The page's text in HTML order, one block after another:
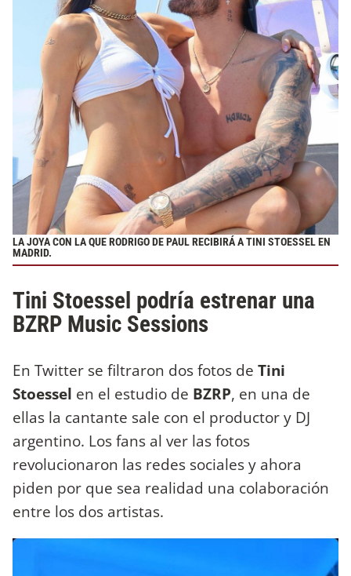
LA JOYA CON LA QUE RODRIGO DE PAUL RECIBIRÁ A TINI STOESSEL EN
MADRID.
Tini Stoessel podría estrenar una
BZRP Music Sessions
En Twitter se filtraron dos fotos de Tini
Stoessel en el estudio de BZRP, en una de
ellas la cantante sale con el productor y DJ
argentino. Los fans al ver las fotos
revolucionaron las redes sociales y ahora
piden por que sea realidad una colaboración
entre los dos artistas.